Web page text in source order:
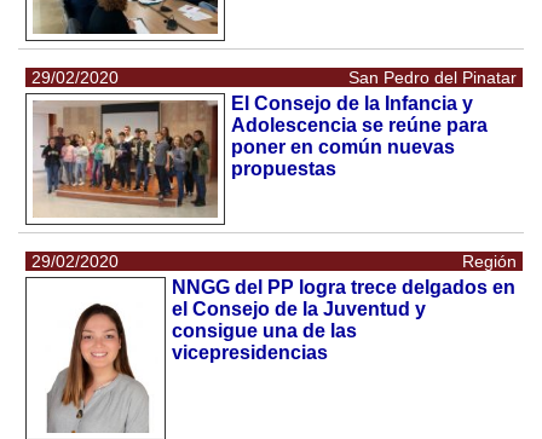
29/02/2020 San Pedro del Pinatar
El Consejo de la Infancia y
Adolescencia se reúne para
poner en común nuevas
propuestas
29/02/2020 Región
NNGG del PP logra trece delgados en
el Consejo de la Juventud y
consigue una de las
vicepresidencias